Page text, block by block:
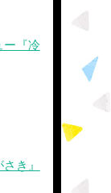
ー『冷
き』